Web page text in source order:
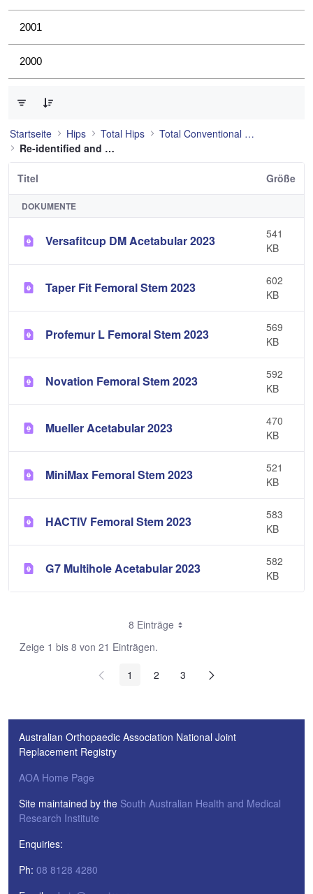
2001
2000
Startseite Hips Total Hips
Total Conventional Hip
Re-identified and still used
Titel Größe
DOKUMENTE
Versafitcup DM Acetabular 2023
541
KB
Taper Fit Femoral Stem 2023
602
KB
Profemur L Femoral Stem 2023
569
KB
Novation Femoral Stem 2023
592
KB
Mueller Acetabular 2023
470
KB
MiniMax Femoral Stem 2023
521
KB
HACTIV Femoral Stem 2023
583
KB
G7 Multihole Acetabular 2023
582
KB
8 Einträge
Zeige 1 bis 8 von 21 Einträgen.
1
2 3
Australian Orthopaedic Association National Joint
Replacement Registry
AOA Home Page
Site maintained by the South Australian Health and Medical
Research Institute
Enquiries:
Ph: 08 8128 4280